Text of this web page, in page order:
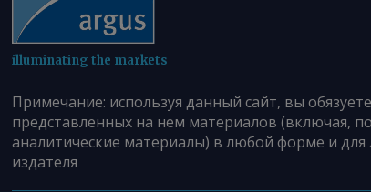
illuminating the markets
Примечание: используя данный сайт, вы
представленных на нем материалов (включая,
аналитические материалы) в любой форме и
издателя